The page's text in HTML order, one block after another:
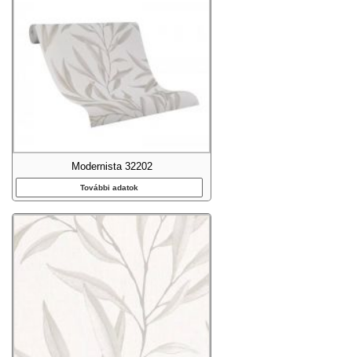
Modernista 32202
További adatok